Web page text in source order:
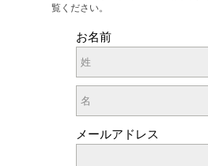
覧ください。
お名前
メールアドレス